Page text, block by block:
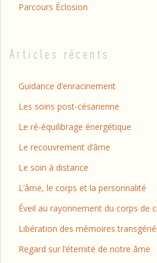
Parcours Éclosion
Articles récents
Guidance d’enracinement
Les soins post-césarienne
Le ré-équilibrage énergétique
Le recouvrement d’âme
Le soin à distance
L’âme, le corps et la personnalité
Éveil au rayonnement du corps de
Libération des mémoires
Regard sur l’éternité de notre âme